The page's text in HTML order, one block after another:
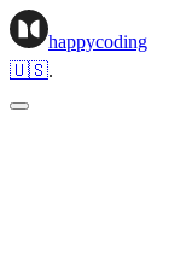
happycoding
🇺🇸.